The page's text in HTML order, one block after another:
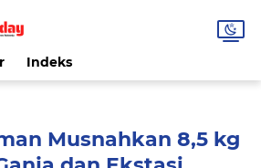
Indeks
Musnahkan 8,5 kg